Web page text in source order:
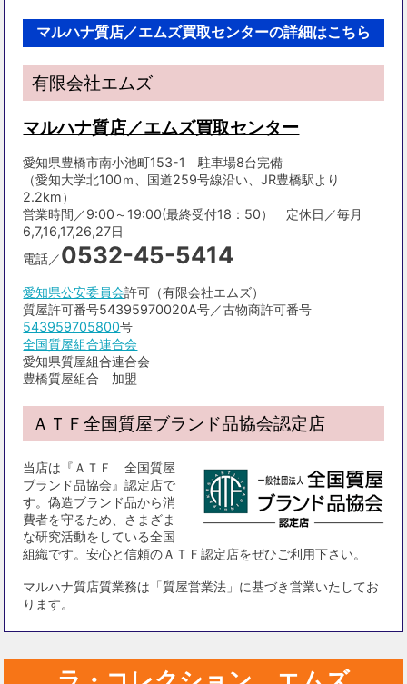
マルハナ質店／エムズ買取センターの詳細はこちら
有限会社エムズ
マルハナ質店／エムズ買取センター
愛知県豊橋市南小池町153-1 駐車場8台完備
（愛知大学北100ｍ、国道259号線沿い、JR豊橋駅より
2.2km）
営業時間／9:00～19:00(最終受付18：50） 定休日／毎月
6,7,16,17,26,27日
電話／0532-45-5414
愛知県公安委員会許可（有限会社エムズ）
質屋許可番号54395970020A号／古物商許可番号
543959705800号
全国質屋組合連合会
愛知県質屋組合連合会
豊橋質屋組合 加盟
ＡＴＦ全国質屋ブランド品協会認定店
当店は『ＡＴＦ 全国質屋
ブランド品協会』認定店で
す。偽造ブランド品から消
費者を守るため、さまざま
な研究活動をしている全国
組織です。安心と信頼のＡＴＦ認定店をぜひご利用下さい。
マルハナ質店質業務は「質屋営業法」に基づき営業いたしてお
ります。